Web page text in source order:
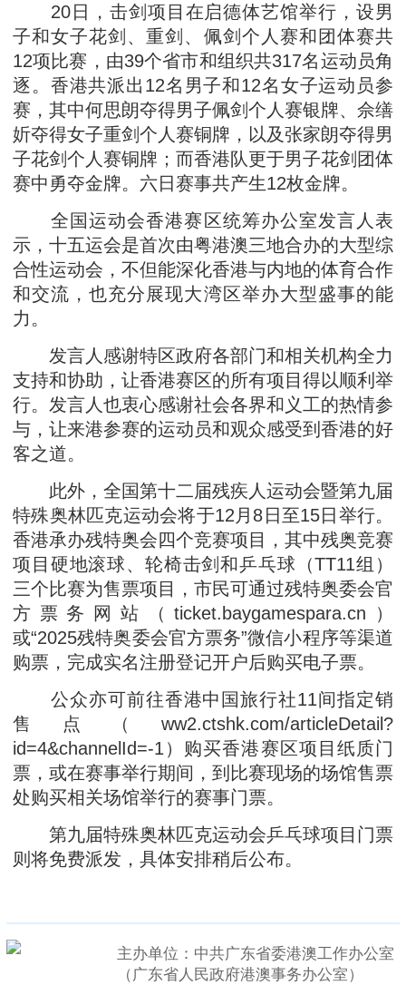
20日，击剑项目在启德体艺馆举行，设男
子和女子花剑、重剑、佩剑个人赛和团体赛共
12项比赛，由39个省市和组织共317名运动员角
逐。香港共派出12名男子和12名女子运动员参
赛，其中何思朗夺得男子佩剑个人赛银牌、佘缮
妡夺得女子重剑个人赛铜牌，以及张家朗夺得男
子花剑个人赛铜牌；而香港队更于男子花剑团体
赛中勇夺金牌。六日赛事共产生12枚金牌。
全国运动会香港赛区统筹办公室发言人表
示，十五运会是首次由粤港澳三地合办的大型综
合性运动会，不但能深化香港与内地的体育合作
和交流，也充分展现大湾区举办大型盛事的能
力。
发言人感谢特区政府各部门和相关机构全力
支持和协助，让香港赛区的所有项目得以顺利举
行。发言人也衷心感谢社会各界和义工的热情参
与，让来港参赛的运动员和观众感受到香港的好
客之道。
此外，全国第十二届残疾人运动会暨第九届
特殊奥林匹克运动会将于12月8日至15日举行。
香港承办残特奥会四个竞赛项目，其中残奥竞赛
项目硬地滚球、轮椅击剑和乒乓球（TT11组）
三个比赛为售票项目，市民可通过残特奥委会官
方票务网站（ticket.baygamespara.cn）
或“2025残特奥委会官方票务”微信小程序等渠道
购票，完成实名注册登记开户后购买电子票。
公众亦可前往香港中国旅行社11间指定销
售点（ww2.ctshk.com/articleDetail?
id=4&channelId=-1）购买香港赛区项目纸质门
票，或在赛事举行期间，到比赛现场的场馆售票
处购买相关场馆举行的赛事门票。
第九届特殊奥林匹克运动会乒乓球项目门票
则将免费派发，具体安排稍后公布。
主办单位：中共广东省委港澳工作办公室
（广东省人民政府港澳事务办公室）